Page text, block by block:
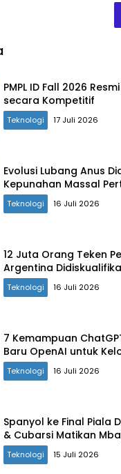
PMPL ID Fall 2026
secara Kompetitif
Teknologi 17 Juli 2026
Evolusi Lubang Anus
Kepunahan Massal
Teknologi 16 Juli 2026
12 Juta Orang Teken
Argentina
Teknologi 16 Juli 2026
7 Kemampuan
Baru OpenAI untuk
Teknologi 16 Juli 2026
Spanyol ke Final Piala
& Cubarsi Matikan
Teknologi 15 Juli 2026